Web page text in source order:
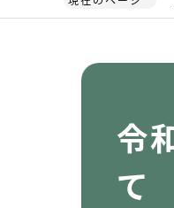
令
て